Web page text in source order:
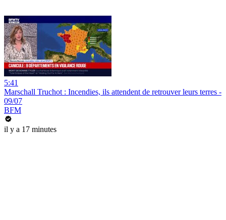
5:41
Marschall Truchot : Incendies, ils attendent de retrouver leurs terres -
09/07
BFM
il y a 17 minutes